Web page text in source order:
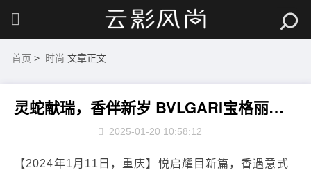
首页 > 时尚 文章正文
灵蛇献瑞，香伴新岁 BVLGARI宝格丽香氛重庆北城天街限时店赴约璀璨新春
2025-01-20 10:58:12
【2024年1月11日，重庆】悦启耀目新篇，香遇意式